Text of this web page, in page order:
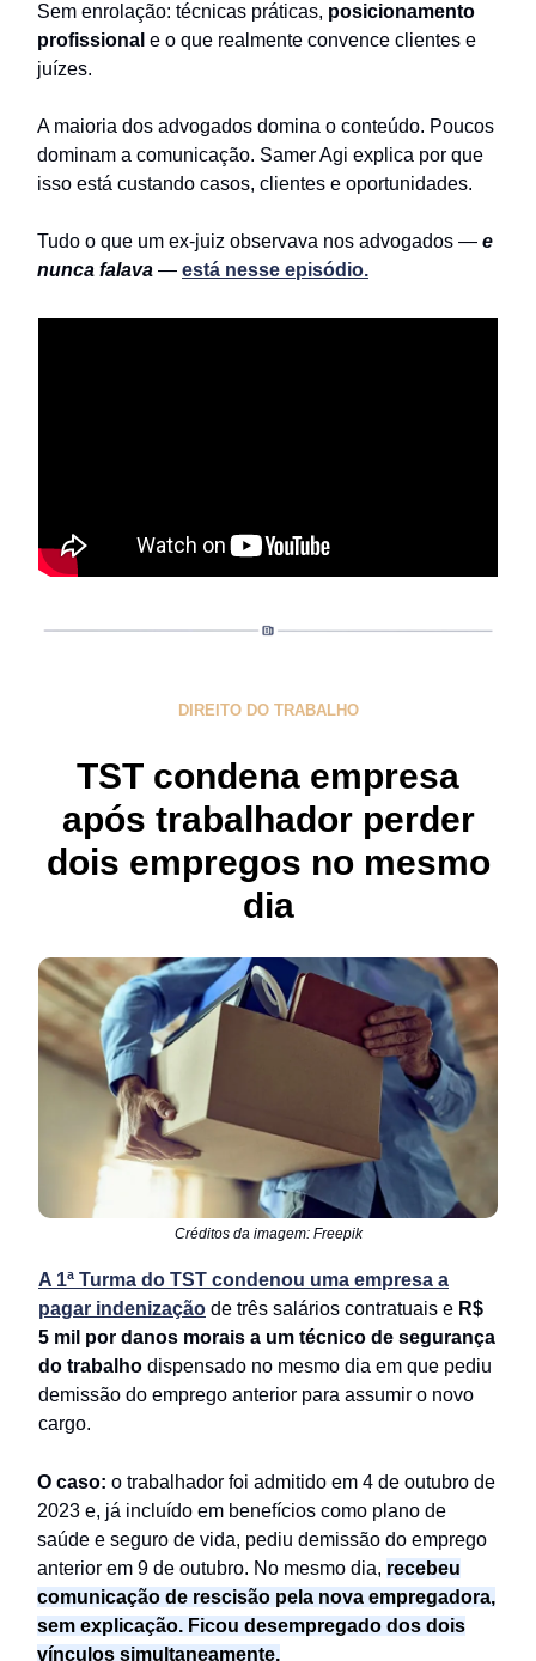
Sem enrolação: técnicas práticas, posicionamento
profissional e o que realmente convence clientes e
juízes.
A maioria dos advogados domina o conteúdo. Poucos
dominam a comunicação. Samer Agi explica por que
isso está custando casos, clientes e oportunidades.
Tudo o que um ex-juiz observava nos advogados — e
nunca falava — está nesse episódio.
DIREITO DO TRABALHO
TST condena empresa
após trabalhador perder
dois empregos no mesmo
dia
Créditos da imagem: Freepik
A 1ª Turma do TST condenou uma empresa a
pagar indenização de três salários contratuais e R$
5 mil por danos morais a um técnico de segurança
do trabalho dispensado no mesmo dia em que pediu
demissão do emprego anterior para assumir o novo
cargo.
O caso: o trabalhador foi admitido em 4 de outubro de
2023 e, já incluído em benefícios como plano de
saúde e seguro de vida, pediu demissão do emprego
anterior em 9 de outubro. No mesmo dia, recebeu
comunicação de rescisão pela nova empregadora,
sem explicação. Ficou desempregado dos dois
vínculos simultaneamente.